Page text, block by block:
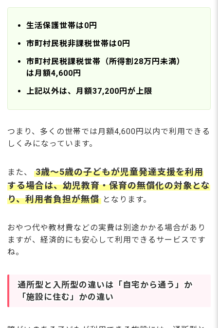
生活保護世帯は0円
市町村民税非課税世帯は0円
市町村民税課税世帯（所得割28万円未満）
は月額4,600円
上記以外は、月額37,200円が上限
つまり、多くの世帯では月額4,600円以内で利用できる
しくみになっています。
また、
3歳〜5歳の子どもが児童発達支援を利用
する場合は、幼児教育・保育の無償化の対象とな
り、利用者負担が無償 となります。
おやつ代や教材費などの実費は別途かかる場合があり
ますが、経済的にも安心して利用できるサービスです
ね。
通所型と入所型の違いは「自宅から通う」か
「施設に住む」かの違い